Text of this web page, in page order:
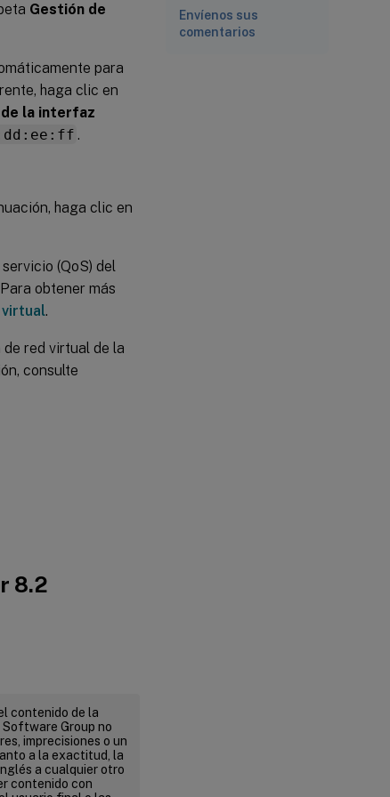
Gestión de
para
haga clic en
la interfaz
.
haga clic en
(QoS) del
obtener más
.
red virtual de la
consulte
8.2
contenido de la
Group no
imprecisiones o un
a la exactitud, la
a cualquier otro
contenido con
Envíenos sus
comentarios